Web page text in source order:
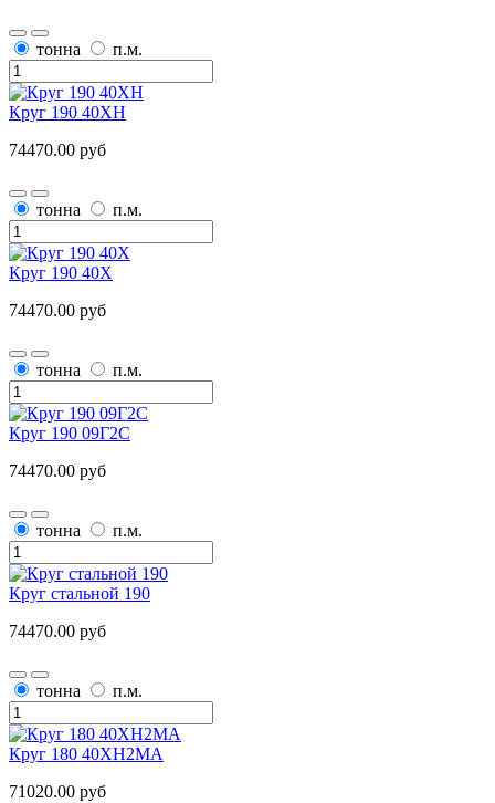
тонна п.м.
Круг 190 40ХН
74470.00 руб
тонна п.м.
Круг 190 40Х
74470.00 руб
тонна п.м.
Круг 190 09Г2С
74470.00 руб
тонна п.м.
Круг стальной 190
74470.00 руб
тонна п.м.
Круг 180 40ХН2МА
71020.00 руб